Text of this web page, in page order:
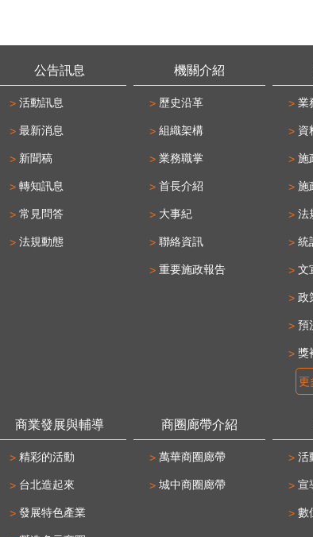
公告訊息
活動訊息
最新消息
新聞稿
轉知訊息
常見問答
法規動態
機關介紹
歷史沿革
組織架構
業務職掌
首長介紹
大事紀
聯絡資訊
重要施政報告
業
資
施
施
法
統
文
政
預
獎
更
商業發展與輔導
精彩的活動
台北造起來
發展特色產業
商圈廊帶介紹
萬華商圈廊帶
城中商圈廊帶
活
宣
數